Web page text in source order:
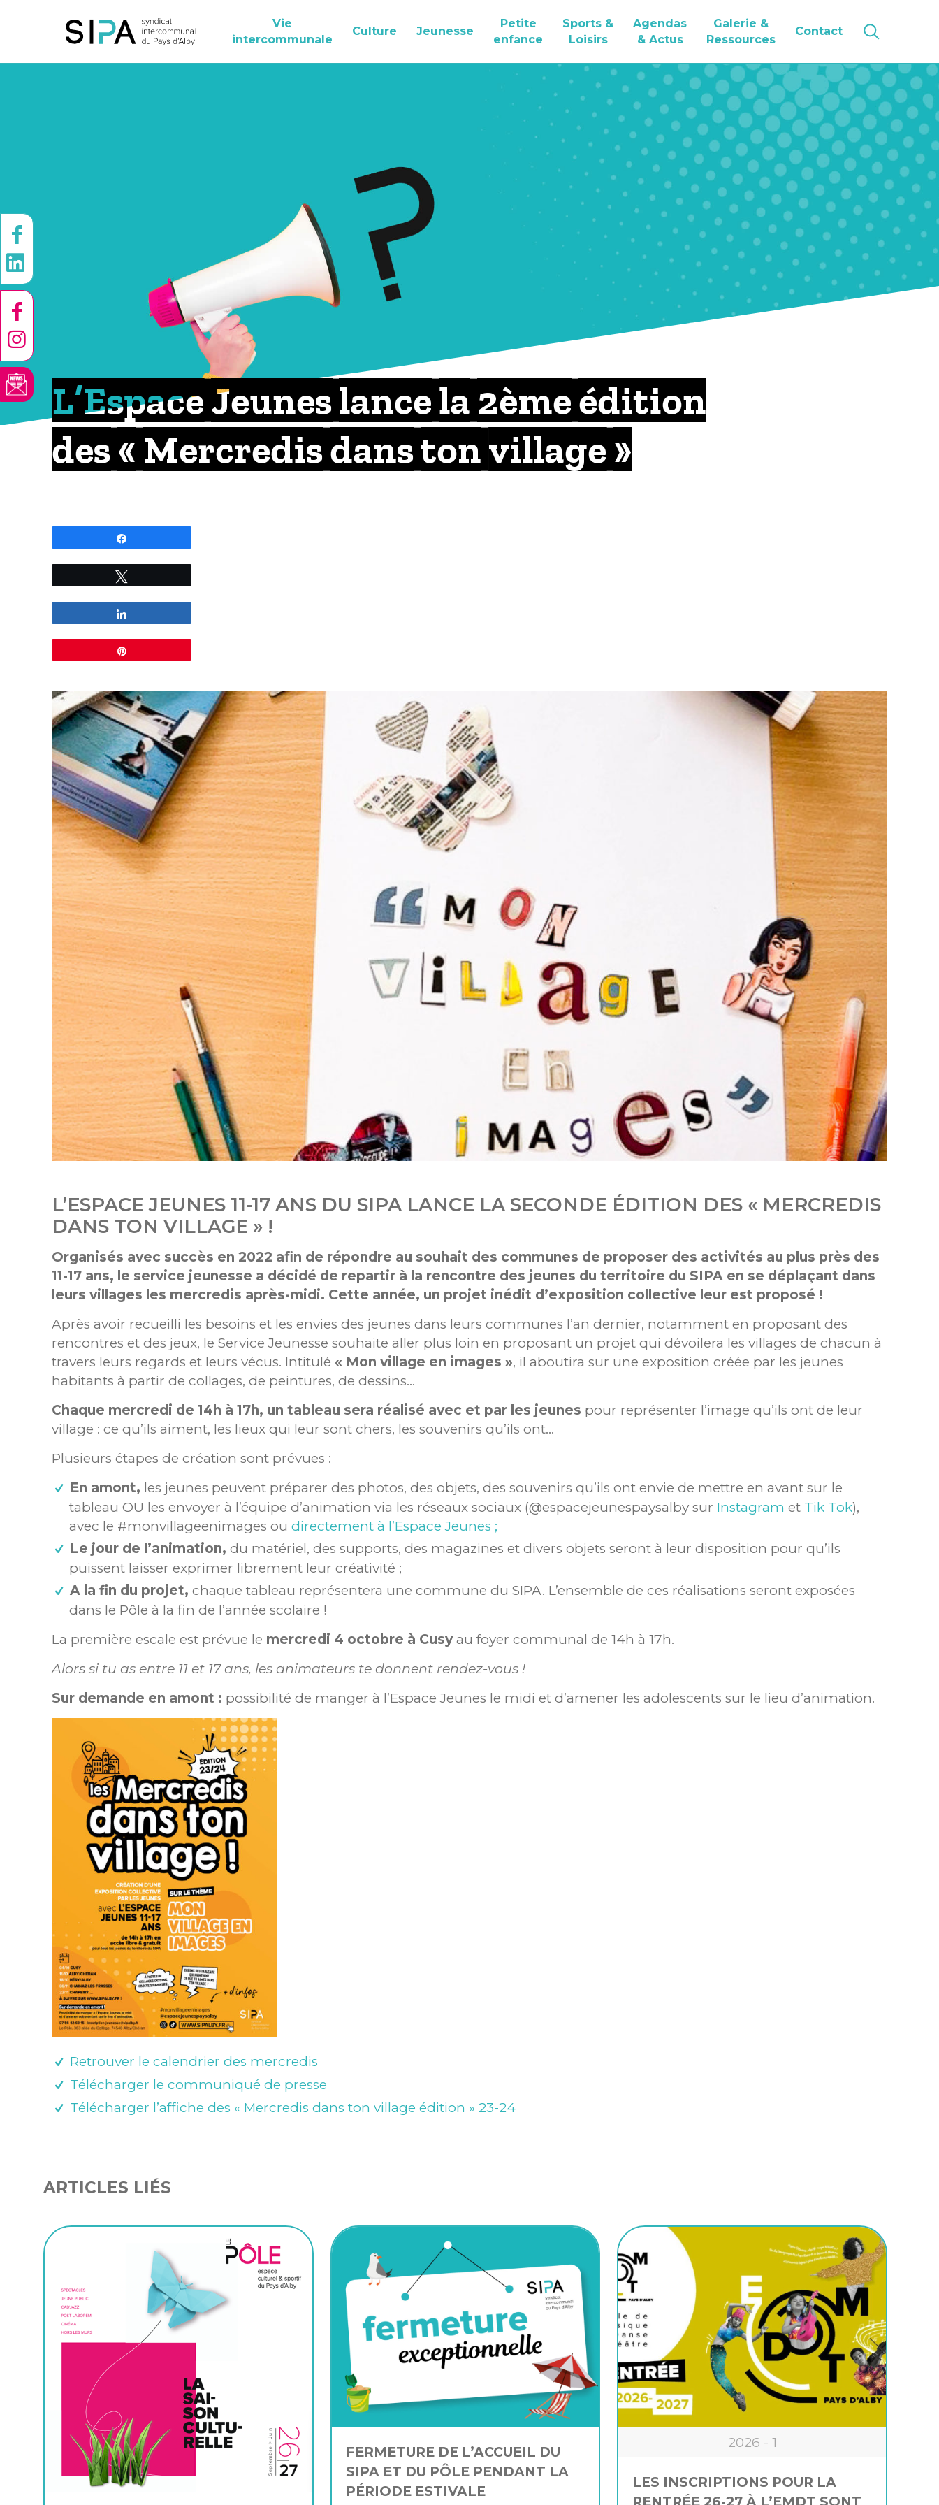
Vie
intercommunale
Culture Jeunesse
Petite
enfance
Sports &
Loisirs
Agendas
& Actus
Galerie &
Ressources
Contact
L’Espace Jeunes lance la 2ème édition
des « Mercredis dans ton village »
L’ESPACE JEUNES 11-17 ANS DU SIPA LANCE LA SECONDE ÉDITION DES « MERCREDIS
DANS TON VILLAGE » !
Organisés avec succès en 2022 aﬁn de répondre au souhait des communes de proposer des activités au plus près des
11-17 ans, le service jeunesse a décidé de repartir à la rencontre des jeunes du territoire du SIPA en se déplaçant dans
leurs villages les mercredis après-midi. Cette année, un projet inédit d’exposition collective leur est proposé !
Après avoir recueilli les besoins et les envies des jeunes dans leurs communes l’an dernier, notamment en proposant des
rencontres et des jeux, le Service Jeunesse souhaite aller plus loin en proposant un projet qui dévoilera les villages de chacun à
travers leurs regards et leurs vécus. Intitulé « Mon village en images », il aboutira sur une exposition créée par les jeunes
habitants à partir de collages, de peintures, de dessins…
Chaque mercredi de 14h à 17h, un tableau sera réalisé avec et par les jeunes pour représenter l’image qu’ils ont de leur
village : ce qu’ils aiment, les lieux qui leur sont chers, les souvenirs qu’ils ont…
Plusieurs étapes de création sont prévues :
En amont, les jeunes peuvent préparer des photos, des objets, des souvenirs qu’ils ont envie de mettre en avant sur le
tableau OU les envoyer à l’équipe d’animation via les réseaux sociaux (@espacejeunespaysalby sur Instagram et Tik Tok),
avec le #monvillageenimages oudirectement à l’Espace Jeunes ;
Le jour de l’animation, du matériel, des supports, des magazines et divers objets seront à leur disposition pour qu’ils
puissent laisser exprimer librement leur créativité ;
A la fin du projet, chaque tableau représentera une commune du SIPA. L’ensemble de ces réalisations seront exposées
dans le Pôle à la fin de l’année scolaire !
La première escale est prévue le mercredi 4 octobre à Cusyau foyer communal de 14h à 17h.
Alors si tu as entre 11 et 17 ans, les animateurs te donnent rendez-vous !
Sur demande en amont : possibilité de manger à l’Espace Jeunes le midi et d’amener les adolescents sur le lieu d’animation.
Retrouver le calendrier des mercredis
Télécharger le communiqué de presse
Télécharger l’affiche des « Mercredis dans ton village édition » 23-24
ARTICLES LIÉS
FERMETURE DE L’ACCUEIL DU
SIPA ET DU PÔLE PENDANT LA
PÉRIODE ESTIVALE
2026 - 1
LES INSCRIPTIONS POUR LA